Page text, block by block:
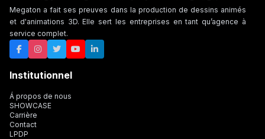
Megaton a fait ses preuves dans la production de dessins animés
et d'animations 3D. Elle sert les entreprises en tant qu’agence à
service complet.
Institutionnel
Á propos de nous
SHOWCASE
Carrière
Contact
LPDP